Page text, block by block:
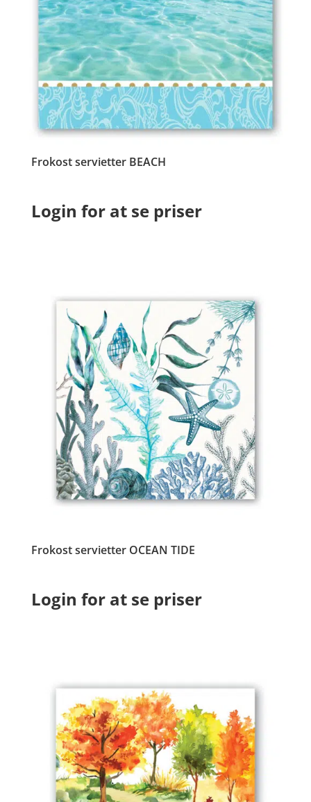
Frokost servietter BEACH
Login for at se priser
Frokost servietter OCEAN TIDE
Login for at se priser